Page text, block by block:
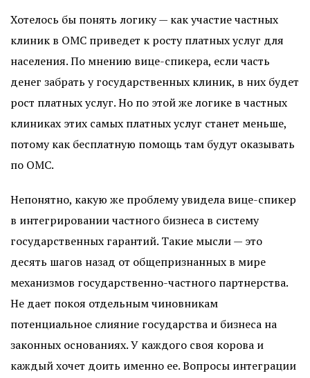
Хотелось бы понять логику — как участие частных
клиник в ОМС приведет к росту платных услуг для
населения. По мнению вице-спикера, если часть
денег забрать у государственных клиник, в них будет
рост платных услуг. Но по этой же логике в частных
клиниках этих самых платных услуг станет меньше,
потому как бесплатную помощь там будут оказывать
по ОМС.
Непонятно, какую же проблему увидела вице-спикер
в интегрировании частного бизнеса в систему
государственных гарантий. Такие мысли — это
десять шагов назад от общепризнанных в мире
механизмов государственно-частного партнерства.
Не дает покоя отдельным чиновникам
потенциальное слияние государства и бизнеса на
законных основаниях. У каждого своя корова и
каждый хочет доить именно ее. Вопросы интеграции